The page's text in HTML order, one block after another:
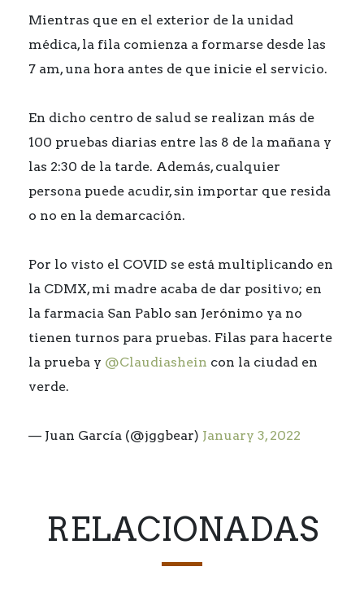
Mientras que en el exterior de la unidad
médica, la fila comienza a formarse desde las
7 am, una hora antes de que inicie el servicio.
En dicho centro de salud se realizan más de
100 pruebas diarias entre las 8 de la mañana y
las 2:30 de la tarde. Además, cualquier
persona puede acudir, sin importar que resida
o no en la demarcación.
Por lo visto el COVID se está multiplicando en
la CDMX, mi madre acaba de dar positivo; en
la farmacia San Pablo san Jerónimo ya no
tienen turnos para pruebas. Filas para hacerte
la prueba y @Claudiashein con la ciudad en
verde.
— Juan García (@jggbear) January 3, 2022
RELACIONADAS